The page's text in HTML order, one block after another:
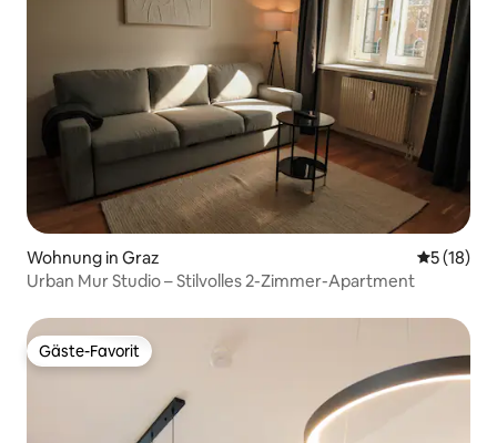
Wohnung in Graz
5 (18)
Urban Mur Studio – Stilvolles 2-Zimmer-Apartment
Gäste-Favorit
Gäste-Favorit